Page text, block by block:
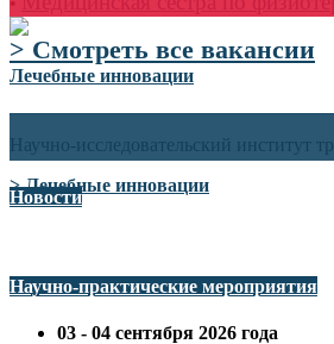
> Смотреть все вакансии
Лечебные инновации
Научно-исследовательский институт
> Лечебные инновации
Новости
Научно-практические мероприятия
03 - 04 сентября 2026 года